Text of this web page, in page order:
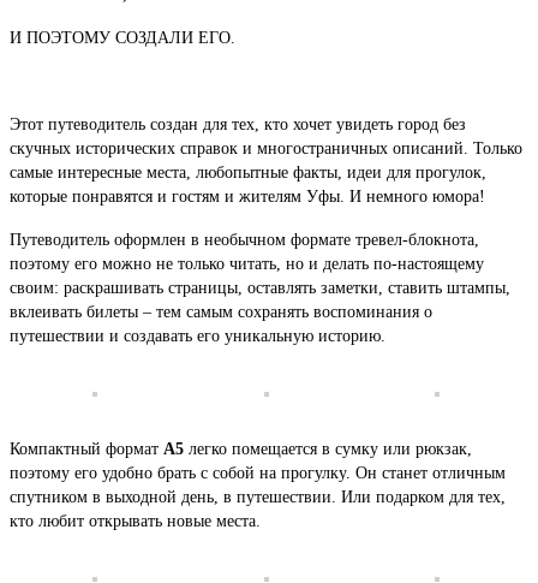
И ПОЭТОМУ СОЗДАЛИ ЕГО.
Этот путеводитель создан для тех, кто хочет увидеть город без
скучных исторических справок и многостраничных описаний. Только
самые интересные места, любопытные факты, идеи для прогулок,
которые понравятся и гостям и жителям Уфы. И немного юмора!
Путеводитель оформлен в необычном формате тревел-блокнота,
поэтому его можно не только читать, но и делать по-настоящему
своим: раскрашивать страницы, оставлять заметки, ставить штампы,
вклеивать билеты – тем самым сохранять воспоминания о
путешествии и создавать его уникальную историю.
Компактный формат А5 легко помещается в сумку или рюкзак,
поэтому его удобно брать с собой на прогулку. Он станет отличным
спутником в выходной день, в путешествии. Или подарком для тех,
кто любит открывать новые места.